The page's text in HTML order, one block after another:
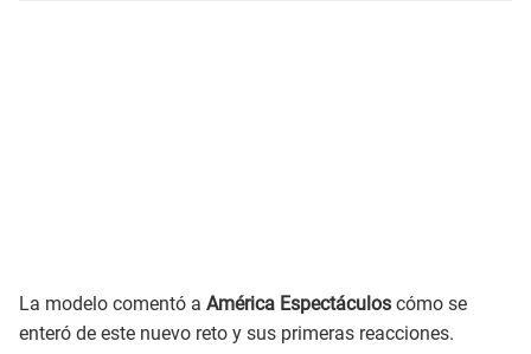
La modelo comentó a América Espectáculos cómo se
enteró de este nuevo reto y sus primeras reacciones.